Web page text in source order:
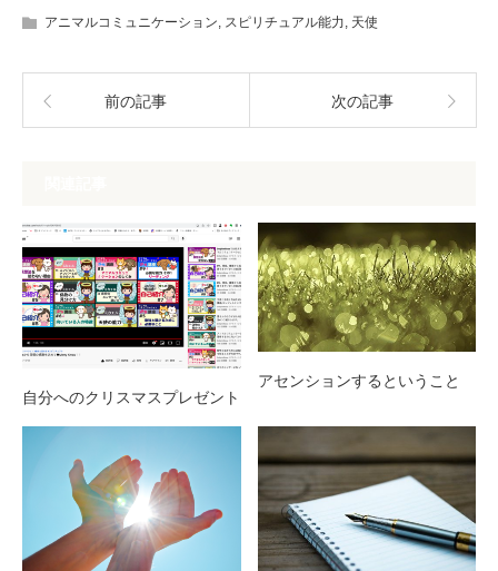
アニマルコミュニケーション, スピリチュアル能力, 天使
前の記事 次の記事
自分へのクリスマスプレゼント
アセンションするということ